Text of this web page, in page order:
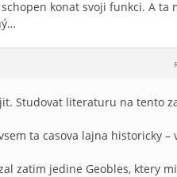
konat svoji funkci. A ta
Studovat literaturu na tento
ta casova lajna historicky –
zatim jedine Geobles, ktery